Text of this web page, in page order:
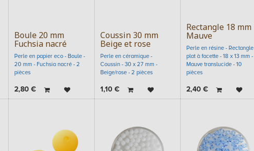
Boule 20 mm
Fuchsia nacré
Perle en papier eco - Boule -
20 mm - Fuchsia nacré - 2
pièces
2,80€
Coussin 30 mm
Beige et rose
Perle en céramique -
Coussin - 30 x 27 mm -
Beige/rose - 2 pièces
1,10€
Rectangle 18 mm
Mauve
Perle en résine - Rectangle
plat à facette - 18 x 13 mm -
Mauve translucide - 10
pièces
2,40€